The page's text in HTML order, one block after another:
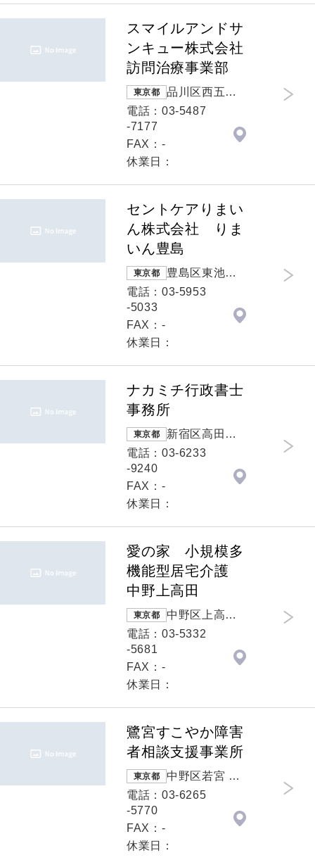
スマイルアンドサ
ンキュー株式会社
訪問治療事業部
東京都
品川区西五反
田 7-22-17TO
電話：03-5487
-7177
FAX：-
休業日：
セントケアりまい
ん株式会社 りま
いん豊島
東京都
豊島区東池袋 3
-20-21 広宣ビ
電話：03-5953
-5033
FAX：-
休業日：
ナカミチ行政書士
事務所
東京都
新宿区高田馬
場 1-27-1 ファ
電話：03-6233
-9240
FAX：-
休業日：
愛の家 小規模多
機能型居宅介護
中野上高田
東京都
中野区上高田 1
-2-45
電話：03-5332
-5681
FAX：-
休業日：
鷺宮すこやか障害
者相談支援事業所
東京都
中野区若宮 若
宮3-58-10
電話：03-6265
-5770
FAX：-
休業日：